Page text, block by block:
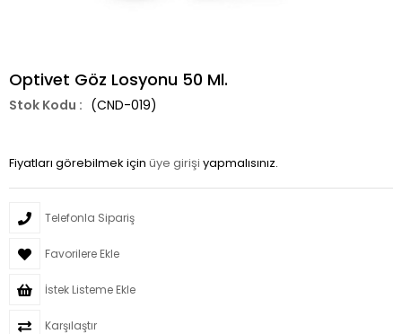
Optivet Göz Losyonu 50 Ml.
(CND-019)
Fiyatları görebilmek için üye girişi yapmalısınız.
Telefonla Sipariş
Favorilere Ekle
İstek Listeme Ekle
Karşılaştır